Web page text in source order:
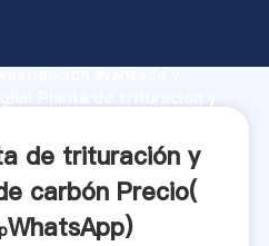
avanzada y
clientes.
de trituración y
carbón Precio(
WhatsApp)